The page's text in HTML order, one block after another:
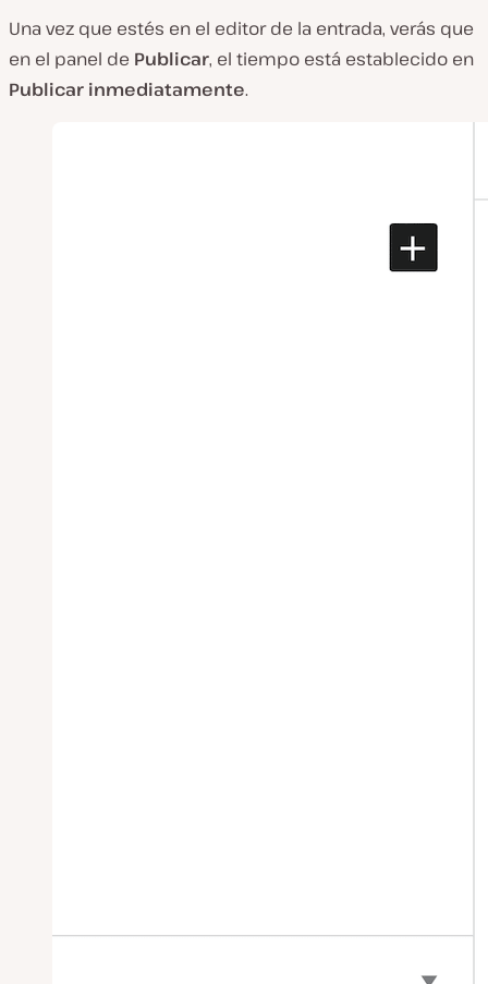
Una vez que estés en el editor de la entrada, verás que
en el panel de Publicar, el tiempo está establecido en
Publicar inmediatamente.